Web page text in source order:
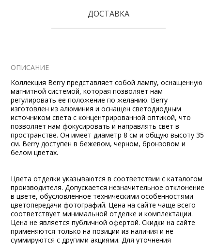
ДОСТАВКА
ОПИСАНИЕ
Коллекция Berry представляет собой лампу, оснащенную
магнитной системой, которая позволяет нам
регулировать ее положение по желанию. Berry
изготовлен из алюминия и оснащен светодиодным
источником света с концентрированной оптикой, что
позволяет нам фокусировать и направлять свет в
пространстве. Он имеет диаметр 8 см и общую высоту 35
см. Berry доступен в бежевом, черном, бронзовом и
белом цветах.
Цвета отделки указываются в соответствии с каталогом
производителя. Допускается незначительное отклонение
в цвете, обусловленное техническими особенностями
цветопередачи фотографий. Цена на сайте чаще всего
соответствует минимальной отделке и комплектации.
Цена не является публичной офертой. Скидки на сайте
применяются только на позиции из наличия и не
суммируются с другими акциями. Для уточнения